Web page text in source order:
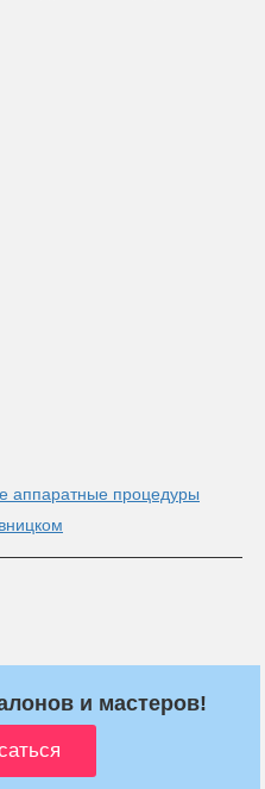
аппаратные процедуры
и мастеров!